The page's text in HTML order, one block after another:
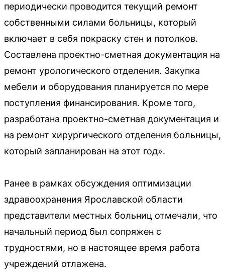
периодически проводится текущий ремонт
собственными силами больницы, который
включает в себя покраску стен и потолков.
Составлена проектно-сметная документация на
ремонт урологического отделения. Закупка
мебели и оборудования планируется по мере
поступления финансирования. Кроме того,
разработана проектно-сметная документация и
на ремонт хирургического отделения больницы,
который запланирован на этот год».
Ранее в рамках обсуждения оптимизации
здравоохранения Ярославской области
представители местных больниц отмечали, что
начальный период был сопряжен с
трудностями, но в настоящее время работа
учреждений отлажена.